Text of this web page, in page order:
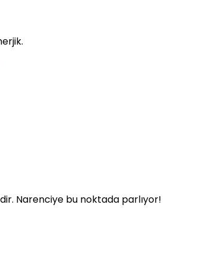
Narenciye bu noktada parlıyor!